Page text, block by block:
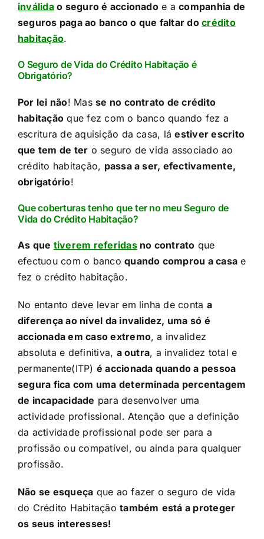
inválidao seguro é accionadoe acompanhia de
seguros paga ao banco o que faltar docrédito
habitação.​
O Seguro de Vida do Crédito Habitação é
Obrigatório?​
Por lei não! Masse no contrato de crédito
habitação que fez com o banco quando fez a
escritura de aquisição da casa, láestiver escrito
que tem de ter o seguro de vida associado ao
crédito habitação, passa a ser, efectivamente,
obrigatório!​
Que coberturas tenho que ter no meu Seguro de
Vida do Crédito Habitação?​
As que tiverem referidasno contrato que
efectuou com o bancoquando comprou a casa e
fez o crédito habitação.​
No entanto deve levar em linha de conta a
diferença ao nível da invalidez, uma só é
accionada em caso extremo, a invalidez
absoluta e definitiva, a outra, a invalidez total e
permanente(ITP) é accionada quando a pessoa
segura fica com uma determinada percentagem
de incapacidade para desenvolver uma
actividade profissional. Atenção que a definição
da actividade profissional pode ser para a
profissão ou compatível, ou ainda para qualquer
profissão.​
Não se esqueça que ao fazer o seguro de vida
do Crédito Habitaçãotambém está a proteger
os seus interesses!